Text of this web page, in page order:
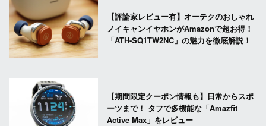
【評論家レビュー有】オーテクのおしゃれ
ノイキャンイヤホンがAmazonで超お得！
「ATH-SQ1TW2NC」の魅力を徹底解説！
【期間限定クーポン情報も】日常からスポ
ーツまで！ タフで多機能な「Amazfit
Active Max」をレビュー